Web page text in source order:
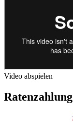
Video abspielen
Ratenzahlung